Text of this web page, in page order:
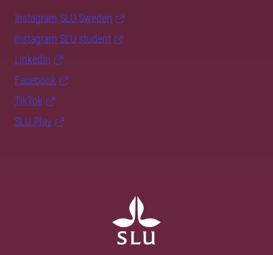
Instagram SLU.Sweden
Instagram SLU.student
LinkedIn
Facebook
TikTok
SLU Play